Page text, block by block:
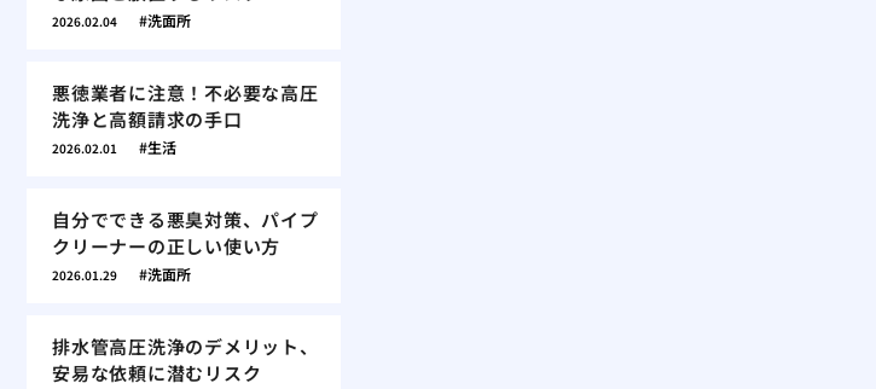
2026.02.04 洗面所
悪徳業者に注意！不必要な高圧
洗浄と高額請求の手口
2026.02.01 生活
自分でできる悪臭対策、パイプ
クリーナーの正しい使い方
2026.01.29 洗面所
排水管高圧洗浄のデメリット、
安易な依頼に潜むリスク